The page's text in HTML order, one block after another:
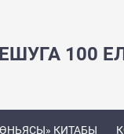
100
КИТАБЫ